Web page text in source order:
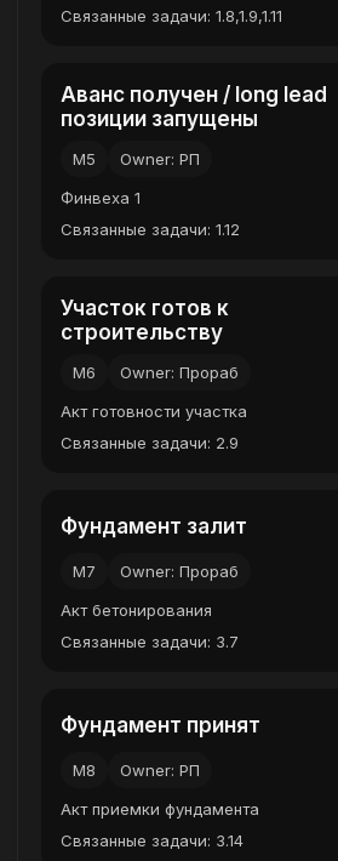
Связанные задачи: 1.8,1.9,1.11
Аванс получен / long lead
позиции запущены
M5
Owner: РП
Финвеха 1
Связанные задачи: 1.12
Участок готов к
строительству
M6
Owner: Прораб
Акт готовности участка
Связанные задачи: 2.9
Фундамент залит
M7
Owner: Прораб
Акт бетонирования
Связанные задачи: 3.7
Фундамент принят
M8
Owner: РП
Акт приемки фундамента
Связанные задачи: 3.14